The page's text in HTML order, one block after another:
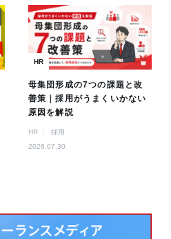
HR
母集団形成の7つの課題と改
善策｜採用がうまくいかない
原因を解説
HR
採用
2026.07.30